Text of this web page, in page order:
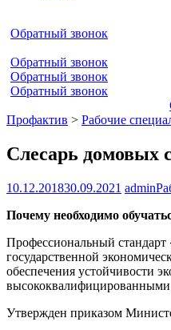
Обратный звонок
Обратный звонок
Обратный звонок
Обратный звонок
Профактив > Рабочие
Слесарь домовых
10.12.201830.09.2021 admin
Почему необходимо
Профессиональный стандарт
государственной
обеспечения устойчивости
высококвалифицированными
Утвержден приказом